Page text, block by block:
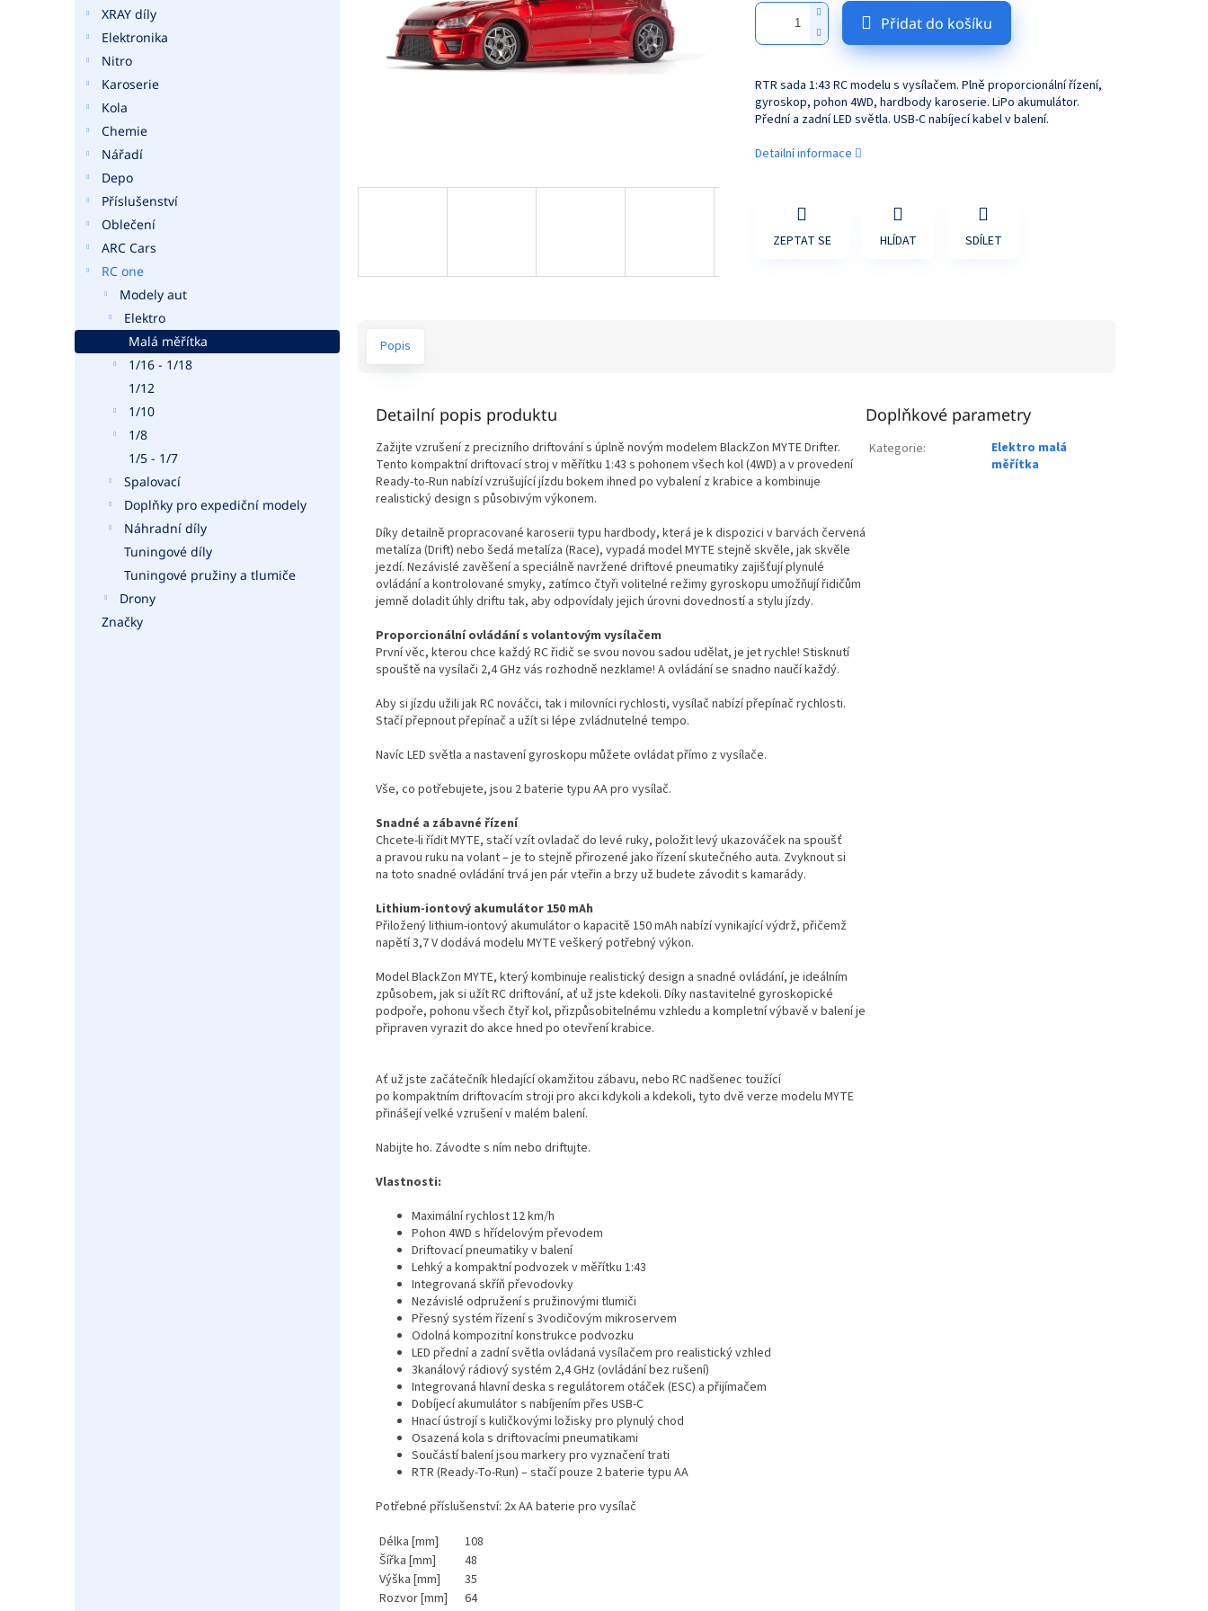
XRAY díly
Elektronika
Nitro
Karoserie
Kola
Chemie
Nářadí
Depo
Příslušenství
Oblečení
ARC Cars
RC one
Modely aut
Elektro
Malá měřítka
1/16 - 1/18
1/12
1/10
1/8
1/5 - 1/7
Spalovací
Doplňky pro expediční modely
Náhradní díly
Tuningové díly
Tuningové pružiny a tlumiče
Drony
Značky
Přidat do košíku
RTR sada 1:43 RC modelu s vysílačem. Plně proporcionální řízení,
gyroskop, pohon 4WD, hardbody karoserie. LiPo akumulátor.
Přední a zadní LED světla. USB-C nabíjecí kabel v balení.
Detailní informace
ZEPTAT SE HLÍDAT SDÍLET
Popis
Detailní popis produktu
Zažijte vzrušení z precizního driftování s úplně novým modelem BlackZon MYTE Drifter.
Tento kompaktní driftovací stroj v měřítku 1:43 s pohonem všech kol (4WD) a v provedení
Ready-to-Run nabízí vzrušující jízdu bokem ihned po vybalení z krabice a kombinuje
realistický design s působivým výkonem.
Díky detailně propracované karoserii typu hardbody, která je k dispozici v barvách červená
metalíza (Drift) nebo šedá metalíza (Race), vypadá model MYTE stejně skvěle, jak skvěle
jezdí. Nezávislé zavěšení a speciálně navržené driftové pneumatiky zajišťují plynulé
ovládání a kontrolované smyky, zatímco čtyři volitelné režimy gyroskopu umožňují řidičům
jemně doladit úhly driftu tak, aby odpovídaly jejich úrovni dovedností a stylu jízdy.
Proporcionální ovládání s volantovým vysílačem
První věc, kterou chce každý RC řidič se svou novou sadou udělat, je jet rychle! Stisknutí
spouště na vysílači 2,4 GHz vás rozhodně nezklame! A ovládání se snadno naučí každý.
Aby si jízdu užili jak RC nováčci, tak i milovníci rychlosti, vysílač nabízí přepínač rychlosti.
Stačí přepnout přepínač a užít si lépe zvládnutelné tempo.
Navíc LED světla a nastavení gyroskopu můžete ovládat přímo z vysílače.
Vše, co potřebujete, jsou 2 baterie typu AA pro vysílač.
Snadné a zábavné řízení
Chcete-li řídit MYTE, stačí vzít ovladač do levé ruky, položit levý ukazováček na spoušť
a pravou ruku na volant – je to stejně přirozené jako řízení skutečného auta. Zvyknout si
na toto snadné ovládání trvá jen pár vteřin a brzy už budete závodit s kamarády.
Lithium-iontový akumulátor 150 mAh
Přiložený lithium-iontový akumulátor o kapacitě 150 mAh nabízí vynikající výdrž, přičemž
napětí 3,7 V dodává modelu MYTE veškerý potřebný výkon.
Model BlackZon MYTE, který kombinuje realistický design a snadné ovládání, je ideálním
způsobem, jak si užít RC driftování, ať už jste kdekoli. Díky nastavitelné gyroskopické
podpoře, pohonu všech čtyř kol, přizpůsobitelnému vzhledu a kompletní výbavě v balení je
připraven vyrazit do akce hned po otevření krabice.
Ať už jste začátečník hledající okamžitou zábavu, nebo RC nadšenec toužící
po kompaktním driftovacím stroji pro akci kdykoli a kdekoli, tyto dvě verze modelu MYTE
přinášejí velké vzrušení v malém balení.
Nabijte ho. Závodte s ním nebo driftujte.
Vlastnosti:
Maximální rychlost 12 km/h
Pohon 4WD s hřídelovým převodem
Driftovací pneumatiky v balení
Lehký a kompaktní podvozek v měřítku 1:43
Integrovaná skříň převodovky
Nezávislé odpružení s pružinovými tlumiči
Přesný systém řízení s 3vodičovým mikroservem
Odolná kompozitní konstrukce podvozku
LED přední a zadní světla ovládaná vysílačem pro realistický vzhled
3kanálový rádiový systém 2,4 GHz (ovládání bez rušení)
Integrovaná hlavní deska s regulátorem otáček (ESC) a přijímačem
Dobíjecí akumulátor s nabíjením přes USB-C
Hnací ústrojí s kuličkovými ložisky pro plynulý chod
Osazená kola s driftovacími pneumatikami
Součástí balení jsou markery pro vyznačení trati
RTR (Ready-To-Run) – stačí pouze 2 baterie typu AA
Potřebné příslušenství: 2x AA baterie pro vysílač
Délka [mm]
108
Šířka [mm]
48
Výška [mm]
35
Rozvor [mm]
64
Doplňkové parametry
Kategorie:
Elektro malá
měřítka